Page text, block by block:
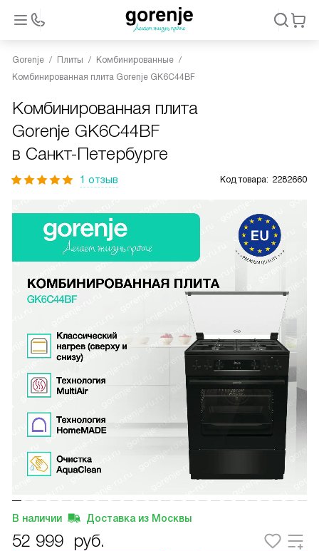
Gorenje Плиты
Комбинированные
Комбинированная плита Gorenje GK6C44BF
Комбинированная плита
Gorenje GK6C44BF
в Санкт-Петербурге
1 отзыв Код товара: 2282660
В наличии Доставка из Москвы
52 999 руб.